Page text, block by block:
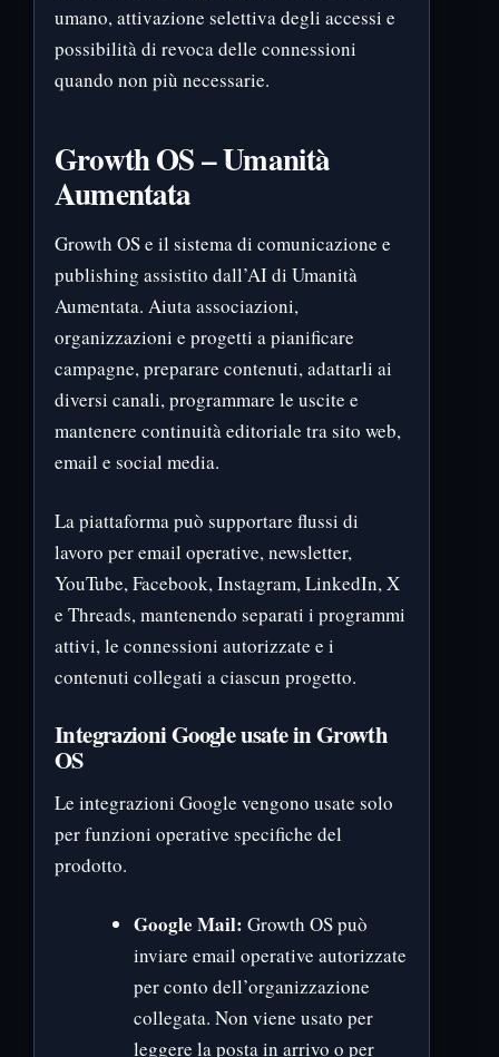
umano, attivazione selettiva degli accessi e
possibilità di revoca delle connessioni
quando non più necessarie.
Growth OS – Umanità
Aumentata
Growth OS e il sistema di comunicazione e
publishing assistito dall’AI di Umanità
Aumentata. Aiuta associazioni,
organizzazioni e progetti a pianificare
campagne, preparare contenuti, adattarli ai
diversi canali, programmare le uscite e
mantenere continuità editoriale tra sito web,
email e social media.
La piattaforma può supportare flussi di
lavoro per email operative, newsletter,
YouTube, Facebook, Instagram, LinkedIn, X
e Threads, mantenendo separati i programmi
attivi, le connessioni autorizzate e i
contenuti collegati a ciascun progetto.
Integrazioni Google usate in Growth
OS
Le integrazioni Google vengono usate solo
per funzioni operative specifiche del
prodotto.
Google Mail: Growth OS può
inviare email operative autorizzate
per conto dell’organizzazione
collegata. Non viene usato per
leggere la posta in arrivo o per